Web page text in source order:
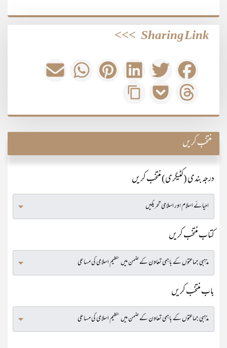
Sharing Link
>>>
منتخب کریں
درجہ بندی (کٹیگری) منتخب کریں
کتاب منتخب کریں
باب منتخب کریں